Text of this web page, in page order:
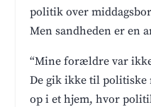
politik over
Men sandheden er en
“Mine forældre var
De gik ikke til politiske
op i et hjem, hvor